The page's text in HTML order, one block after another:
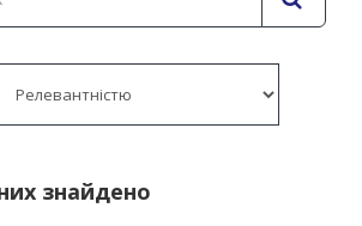
знайдено